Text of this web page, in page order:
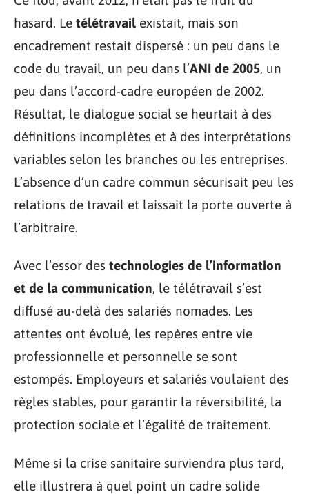
hasard. Le télétravail existait, mais son
encadrement restait dispersé : un peu dans le
code du travail, un peu dans l’ANI de 2005, un
peu dans l’accord-cadre européen de 2002.
Résultat, le dialogue social se heurtait à des
définitions incomplètes et à des interprétations
variables selon les branches ou les entreprises.
L’absence d’un cadre commun sécurisait peu les
relations de travail et laissait la porte ouverte à
l’arbitraire.
Avec l’essor des technologies de l’information
et de la communication, le télétravail s’est
diffusé au-delà des salariés nomades. Les
attentes ont évolué, les repères entre vie
professionnelle et personnelle se sont
estompés. Employeurs et salariés voulaient des
règles stables, pour garantir la réversibilité, la
protection sociale et l’égalité de traitement.
Même si la crise sanitaire surviendra plus tard,
elle illustrera à quel point un cadre solide